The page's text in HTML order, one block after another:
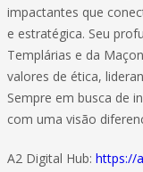
impactantes que
e estratégica. Seu
Templárias e da
valores de ética,
Sempre em busca de
com uma visão
A2 Digital Hub: https://